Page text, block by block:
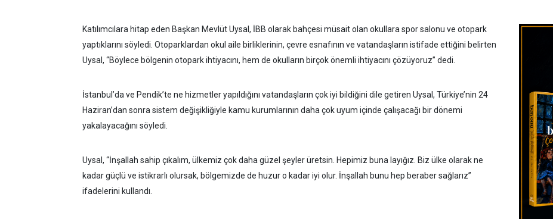
Katılımcılara hitap eden Başkan Mevlüt Uysal, İBB olarak bahçesi müsait olan okullara spor salonu ve otopark
yaptıklarını söyledi. Otoparklardan okul aile birliklerinin, çevre esnafının ve vatandaşların istifade ettiğini belirten
Uysal, “Böylece bölgenin otopark ihtiyacını, hem de okulların birçok önemli ihtiyacını çözüyoruz” dedi.
İstanbul’da ve Pendik’te ne hizmetler yapıldığını vatandaşların çok iyi bildiğini dile getiren Uysal, Türkiye’nin 24
Haziran’dan sonra sistem değişikliğiyle kamu kurumlarının daha çok uyum içinde çalışacağı bir dönemi
yakalayacağını söyledi.
Uysal, “İnşallah sahip çıkalım, ülkemiz çok daha güzel şeyler üretsin. Hepimiz buna layığız. Biz ülke olarak ne
kadar güçlü ve istikrarlı olursak, bölgemizde de huzur o kadar iyi olur. İnşallah bunu hep beraber sağlarız”
ifadelerini kullandı.